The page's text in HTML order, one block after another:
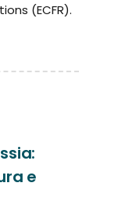
(ECFR).
e